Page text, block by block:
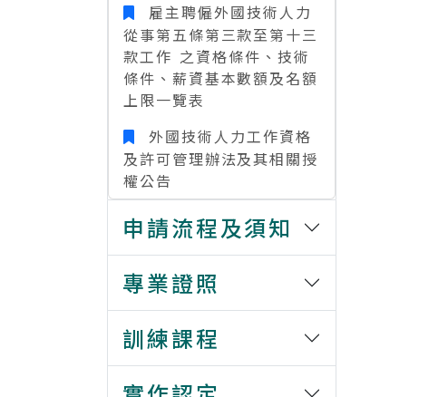
雇主聘僱外國技術人力
從事第五條第三款至第十三
款工作 之資格條件、技術
條件、薪資基本數額及名額
上限一覽表
外國技術人力工作資格
及許可管理辦法及其相關授
權公告
申請流程及須知
專業證照
訓練課程